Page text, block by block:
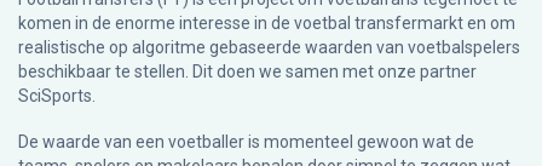
komen in de enorme interesse in de voetbal transfermarkt en om
realistische op algoritme gebaseerde waarden van voetbalspelers
beschikbaar te stellen. Dit doen we samen met onze partner
SciSports
De waarde van een voetballer is momenteel gewoon wat de